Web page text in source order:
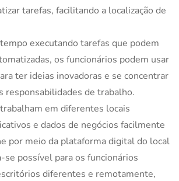
tarefas, facilitando a localização de
executando tarefas que podem
os funcionários podem usar
ter ideias inovadoras e se concentrar
responsabilidades de trabalho.
em diferentes locais
e dados de negócios facilmente
por meio da plataforma digital do local
possível para os funcionários
diferentes e remotamente,